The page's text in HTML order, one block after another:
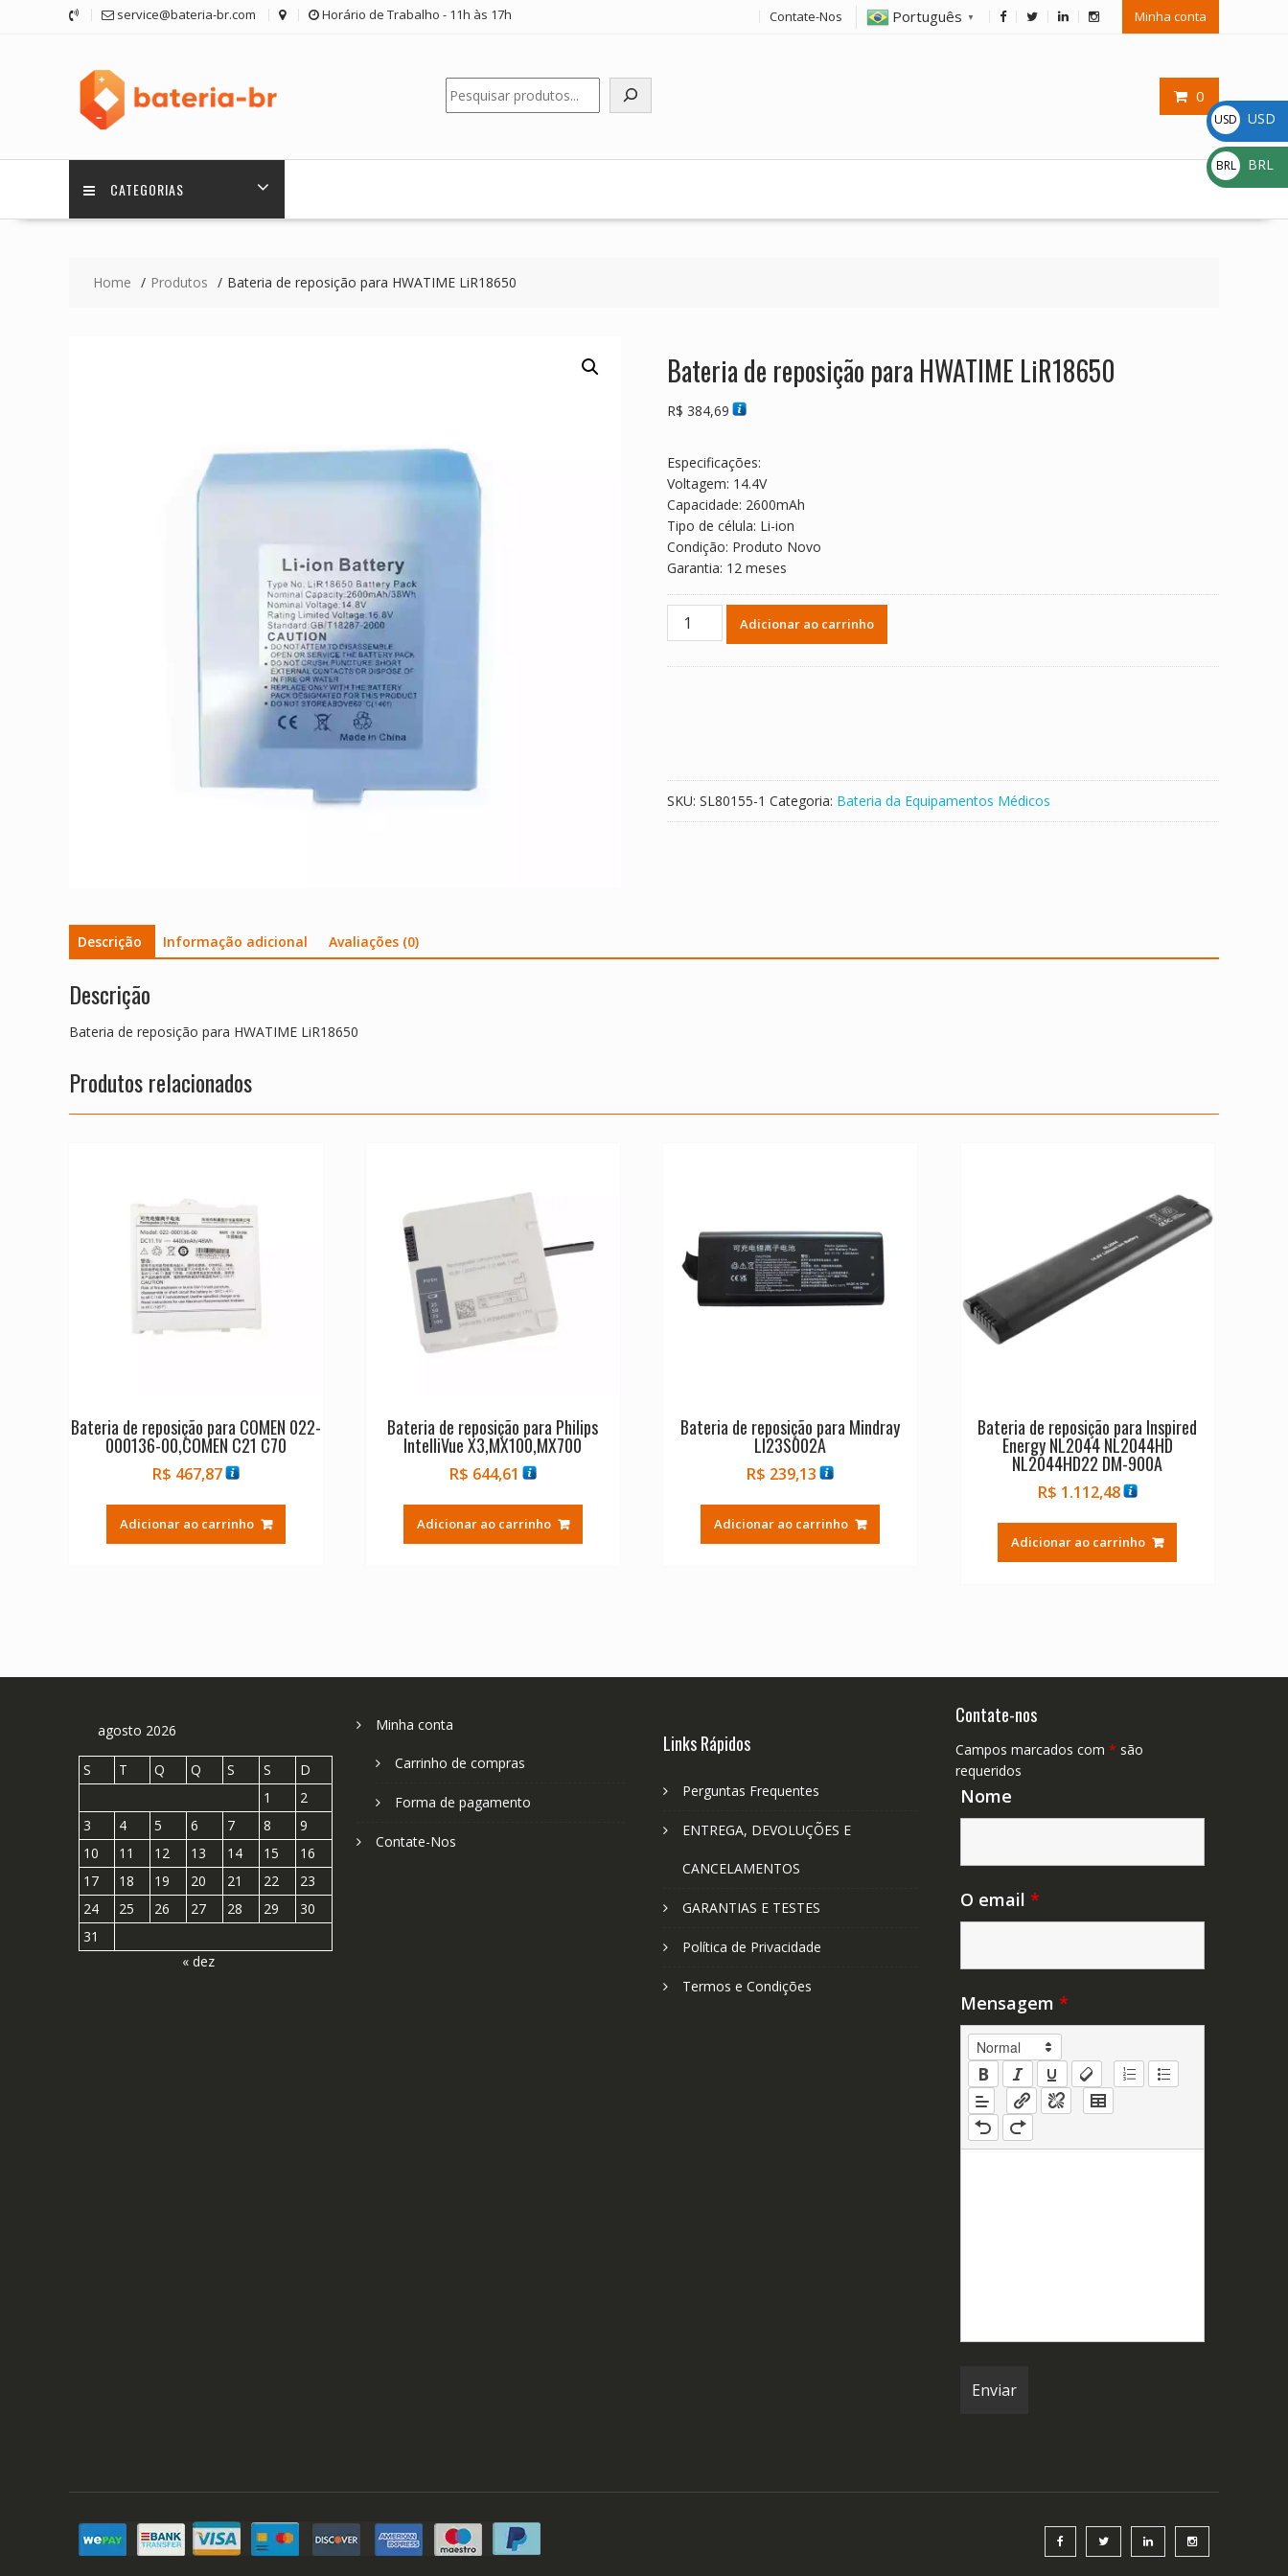
service@bateria-br.com Horário de Trabalho - 11h às 17h Contate-Nos Português ▼ Minha conta
0
Pesquisar
CATEGORIAS
Home Produtos Bateria de reposição para HWATIME LiR18650
Bateria de reposição para HWATIME LiR18650
R$ 384,69
Especificações:
Voltagem: 14.4V
Capacidade: 2600mAh
Tipo de célula: Li-ion
Condição: Produto Novo
Garantia: 12 meses
Bateria
Adicionar ao carrinho
SKU: SL80155-1 Categoria: Bateria da Equipamentos Médicos
Descrição Informação adicional Avaliações (0)
Descrição
Bateria de reposição para HWATIME LiR18650
Produtos relacionados
Bateria de reposição para COMEN 022-
000136-00,COMEN C21 C70
R$ 467,87
Adicionar ao carrinho
Bateria de reposição para Philips
IntelliVue X3,MX100,MX700
R$ 644,61
Adicionar ao carrinho
Bateria de reposição para Mindray
LI23S002A
R$ 239,13
Adicionar ao carrinho
Bateria de reposição para Inspired
Energy NL2044 NL2044HD
NL2044HD22 DM-900A
R$ 1.112,48
Adicionar ao carrinho
agosto 2026
S T Q Q S S
D
1
2
3
4 5 6 7 8
9
10
11 12 13 14 15
16
17
18 19 20 21 22
23
24
25 26 27 28 29
30
31
« dez
Minha conta
Carrinho de compras
Forma de pagamento
Contate-Nos
Links Rápidos
Perguntas Frequentes
ENTREGA, DEVOLUÇÕES E
CANCELAMENTOS
GARANTIAS E TESTES
Política de Privacidade
Termos e Condições
Contate-nos
Campos marcados com * são
requeridos
Nome
O email *
Mensagem *
USD
$
USD
BRL
R$
BRL